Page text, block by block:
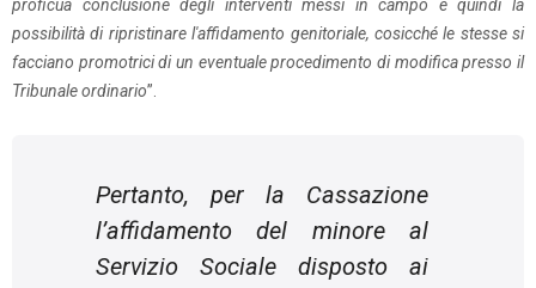
proficua conclusione degli interventi messi in campo e quindi la
possibilità di ripristinare l'affidamento genitoriale, cosicché le stesse si
facciano promotrici di un eventuale procedimento di modifica presso il
Tribunale ordinario”.
Pertanto, per la Cassazione
l’affidamento del minore al
Servizio Sociale disposto ai